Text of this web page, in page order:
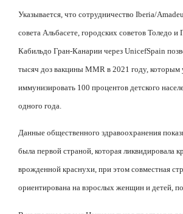
Указывается, что сотрудничество Iberia/
совета Альбасете, городских советов Толедо и
Кабильдо Гран-Канарии через UnicefSpain
тысяч доз вакцины MMR в 2021 году, которым
иммунизировать 100 процентов детского
одного года.
Данные общественного здравоохранения
была первой страной, которая ликвидировала
врожденной краснухи, при этом совместная
ориентирована на взрослых женщин и детей,